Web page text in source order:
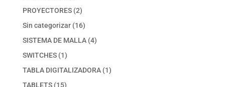
productos
PROYECTORES 22
productos
Sin categorizar 1616
productos
SISTEMA DE MALLA 44
SWITCHES 11
producto
TABLA DIGITALIZADORA 11
TABLETS 1515